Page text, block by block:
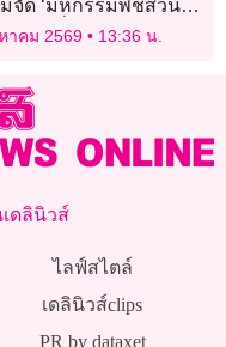
จัด ‘มหกรรมพืชสวน
2569’ ยิ่งใหญ่ระดับ
าคม 2569 13:36 น.
ดลินิวส์
ไลฟ์สไตล์
เดลินิวส์clips
PR by dataxet